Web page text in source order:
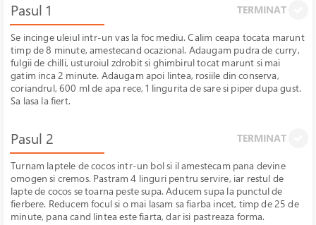
Pasul 1 TERMINAT
Se incinge uleiul intr-un vas la foc mediu. Calim ceapa tocata marunt
timp de 8 minute, amestecand ocazional. Adaugam pudra de curry,
fulgii de chilli, usturoiul zdrobit si ghimbirul tocat marunt si mai
gatim inca 2 minute. Adaugam apoi lintea, rosiile din conserva,
coriandrul, 600 ml de apa rece, 1 lingurita de sare si piper dupa gust.
Sa lasa la fiert.
Pasul 2 TERMINAT
Turnam laptele de cocos intr-un bol si il amestecam pana devine
omogen si cremos. Pastram 4 linguri pentru servire, iar restul de
lapte de cocos se toarna peste supa. Aducem supa la punctul de
fierbere. Reducem focul si o mai lasam sa fiarba incet, timp de 25 de
minute, pana cand lintea este fiarta, dar isi pastreaza forma.